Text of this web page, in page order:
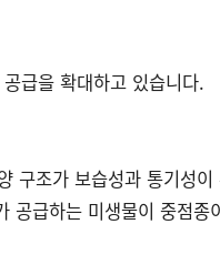
급을 확대하고 있습니다.
구조가 보습성과 통기성
공급하는 미생물이 중점종